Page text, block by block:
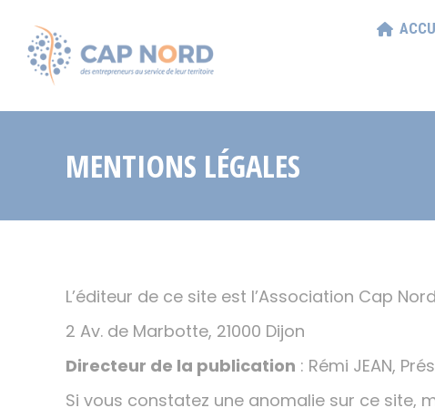
MENTIONS LÉGALES
L’éditeur de ce site est l’Association Cap Nord
2 Av. de Marbotte, 21000 Dijon
Directeur de la publication : Rémi JEAN,
Si vous constatez une anomalie sur ce site,